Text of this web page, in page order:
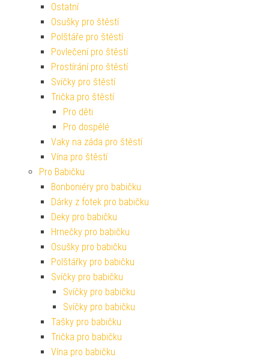
Ostatní
Osušky pro štěstí
Polštáře pro štěstí
Povlečení pro štěstí
Prostírání pro štěstí
Svíčky pro štěstí
Trička pro štěstí
Pro děti
Pro dospělé
Vaky na záda pro štěstí
Vína pro štěstí
Pro Babičku
Bonboniéry pro babičku
Dárky z fotek pro babičku
Deky pro babičku
Hrnečky pro babičku
Osušky pro babičku
Polštářky pro babičku
Svíčky pro babičku
Svíčky pro babičku
Svíčky pro babičku
Tašky pro babičku
Trička pro babičku
Vína pro babičku